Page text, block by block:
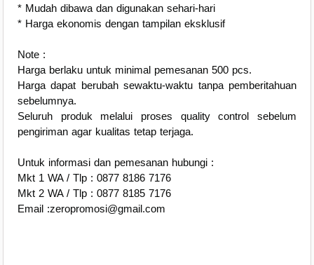
* Mudah dibawa dan digunakan sehari-hari
* Harga ekonomis dengan tampilan eksklusif
Note :
Harga berlaku untuk minimal pemesanan 500 pcs.
Harga dapat berubah sewaktu-waktu tanpa pemberitahuan
sebelumnya.
Seluruh produk melalui proses quality control sebelum
pengiriman agar kualitas tetap terjaga.
Untuk informasi dan pemesanan hubungi :
Mkt 1 WA / Tlp : 0877 8186 7176
Mkt 2 WA / Tlp : 0877 8185 7176
Email :zeropromosi@gmail.com